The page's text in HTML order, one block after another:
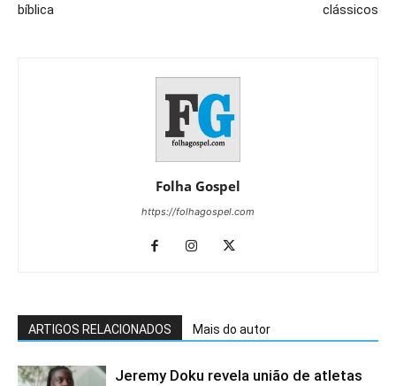
bíblica
clássicos
Folha Gospel
https://folhagospel.com
ARTIGOS RELACIONADOS Mais do autor
Jeremy Doku revela união de atletas